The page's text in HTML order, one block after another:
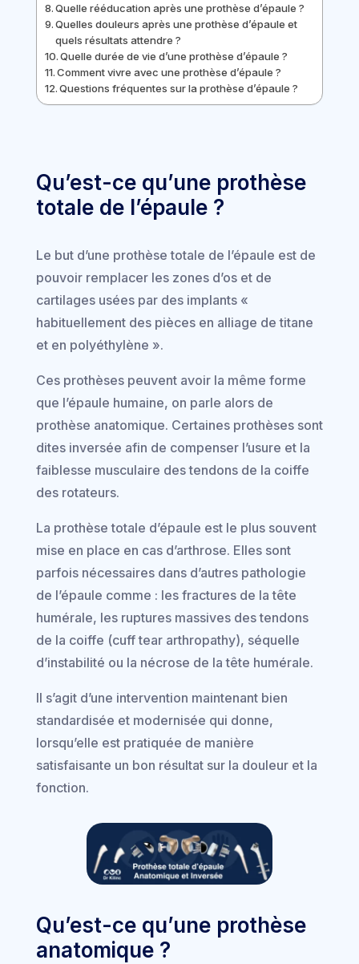
Quelle rééducation après une prothèse d’épaule ?
Quelles douleurs après une prothèse d’épaule et
quels résultats attendre ?
Quelle durée de vie d’une prothèse d’épaule ?
Comment vivre avec une prothèse d’épaule ?
Questions fréquentes sur la prothèse d’épaule ?
Qu’est-ce qu’une prothèse
totale de l’épaule ?
Le but d’une prothèse totale de l’épaule est de
pouvoir remplacer les zones d’os et de
cartilages usées par des implants «
habituellement des pièces en alliage de titane
et en polyéthylène ».
Ces prothèses peuvent avoir la même forme
que l’épaule humaine, on parle alors de
prothèse anatomique. Certaines prothèses sont
dites inversée afin de compenser l’usure et la
faiblesse musculaire des tendons de la coiffe
des rotateurs.
La prothèse totale d’épaule est le plus souvent
mise en place en cas d’arthrose. Elles sont
parfois nécessaires dans d’autres pathologie
de l’épaule comme : les fractures de la tête
humérale, les ruptures massives des tendons
de la coiffe (cuff tear arthropathy), séquelle
d’instabilité ou la nécrose de la tête humérale.
Il s’agit d’une intervention maintenant bien
standardisée et modernisée qui donne,
lorsqu’elle est pratiquée de manière
satisfaisante un bon résultat sur la douleur et la
fonction.
Qu’est-ce qu’une prothèse
anatomique ?